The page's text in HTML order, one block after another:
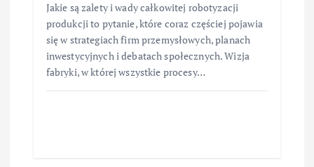
Jakie są zalety i wady całkowitej robotyzacji
produkcji to pytanie, które coraz częściej pojawia
się w strategiach firm przemysłowych, planach
inwestycyjnych i debatach społecznych. Wizja
fabryki, w której wszystkie procesy…